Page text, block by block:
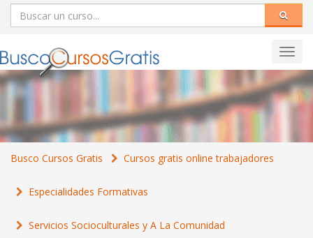
Busco Cursos Gratis Cursos gratis online trabajadores
Especialidades Formativas
Servicios Socioculturales y A La Comunidad